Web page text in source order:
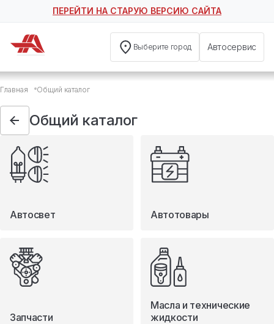
ПЕРЕЙТИ НА СТАРУЮ ВЕРСИЮ САЙТА
Выберите город Автосервис
Общий каталог
Автосвет
Автотовары
Запчасти
Масла и технические жидкости
Мототовары
Туризм
Главная Общий каталог
Общий каталог
Автосвет Автотовары
Запчасти
Масла и технические
жидкости